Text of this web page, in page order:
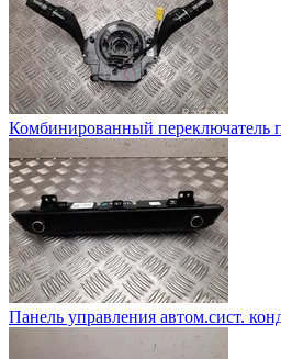
Комбинированный переключатель
Панель управления автом.сист.